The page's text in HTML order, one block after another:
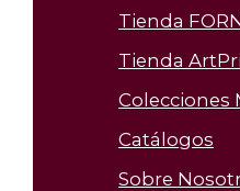
Tienda
Tienda
Colecciones
Catálogos
Sobre